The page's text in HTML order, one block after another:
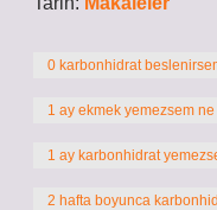
0 karbonhidrat
1 ay ekmek yemezsem
1 ay karbonhidrat
2 hafta boyunca